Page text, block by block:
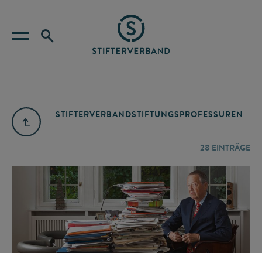
STIFTERVERBANDSTIFTUNGSPROFESSUREN
28 EINTRÄGE